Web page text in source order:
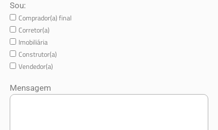
Sou:
Comprador(a) final
Corretor(a)
Imobiliária
Construtor(a)
Vendedor(a)
Mensagem